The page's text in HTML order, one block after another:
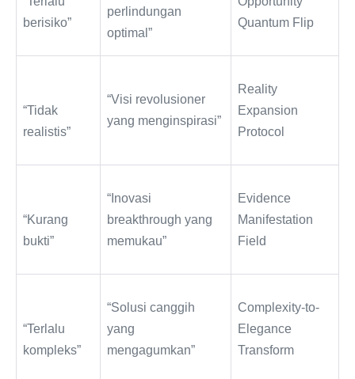
berisiko”
perlindungan
optimal”
Quantum Flip
“Tidak
realistis”
“Visi revolusioner
yang menginspirasi”
Reality
Expansion
Protocol
“Kurang
bukti”
“Inovasi
breakthrough yang
memukau”
Evidence
Manifestation
Field
“Terlalu
kompleks”
“Solusi canggih
yang
mengagumkan”
Complexity-to-
Elegance
Transform